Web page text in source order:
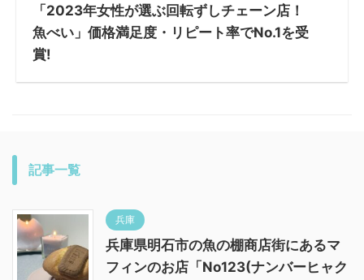
「2023年女性が選ぶ回転ずしチェーン店！
魚べい」価格満足度・リピート率でNo.1を受
賞!
記事一覧
兵庫
兵庫県明石市の魚の棚商店街にあるマ
フィンのお店「No123(ナンバーヒャク